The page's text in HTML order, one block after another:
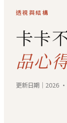
透視與結構
卡卡
品心
更新日期｜2026